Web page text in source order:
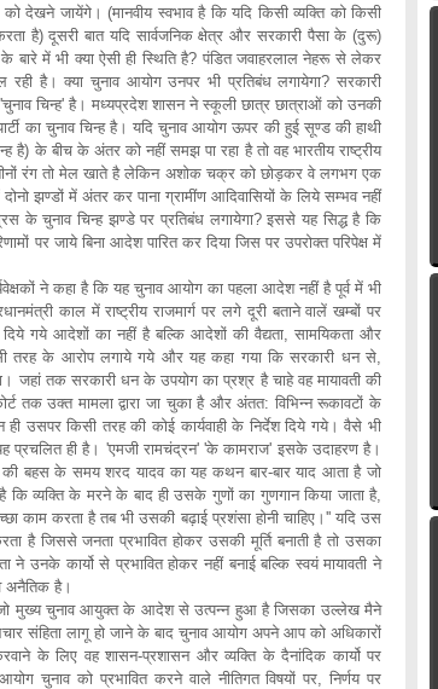
को देखने जायेंगे। (मानवीय स्वभाव है कि यदि किसी व्यक्ति को किसी
है) दूसरी बात यदि सार्वजनिक क्षेत्र और सरकारी पैसा के (दुरू)
बारे में भी क्या ऐसी ही स्थिति है? पंडित जवाहरलाल नेहरू से लेकर
है। क्या चुनाव आयोग उनपर भी प्रतिबंध लगायेगा? सरकारी
चिन्ह' है। मध्यप्रदेश शासन ने स्कूली छात्र छात्राओं को उनकी
का चुनाव चिन्ह है। यदि चुनाव आयोग ऊपर की हुई सूण्ड की हाथी
है) के बीच के अंतर को नहीं समझ पा रहा है तो वह भारतीय राष्ट्रीय
रंग तो मेल खाते है लेकिन अशोक चक्र को छोड़कर वे लगभग एक
झण्डों में अंतर कर पाना ग्रामींण आदिवासियों के लिये सम्भव नहीं
के चुनाव चिन्ह झण्डे पर प्रतिबंध लगायेगा? इससे यह सिद्ध है कि
पर जाये बिना आदेश पारित कर दिया जिस पर उपरोक्त परिपेक्ष में
है कि यह चुनाव आयोग का पहला आदेश नहीं है पूर्व में भी
काल में राष्ट्रीय राजमार्ग पर लगे दूरी बताने वालें खम्बों पर
गये आदेशों का नहीं है बल्कि आदेशों की वैद्यता, सामयिकता और
इसी तरह के आरोप लगाये गये और यह कहा गया कि सरकारी धन से,
जहां तक सरकारी धन के उपयोग का प्रश्र है चाहे वह मायावती की
कोर्ट तक उक्त मामला द्वारा जा चुका है और अंतत: विभिन्न रूकावटों के
उसपर किसी तरह की कोई कार्यवाही के निर्देश दिये गये। वैसे भी
यह प्रचलित ही है। 'एमजी रामचंद्रन' 'के कामराज' इसके उदाहरण है।
बहस के समय शरद यादव का यह कथन बार-बार याद आता है जो
कि व्यक्ति के मरने के बाद ही उसके गुणों का गुणगान किया जाता है,
काम करता है तब भी उसकी बढ़ाई प्रशंसा होनी चाहिए।'' यदि उस
है जिससे जनता प्रभावित होकर उसकी मूर्ति बनाती है तो उसका
ने उनके कार्यो से प्रभावित होकर नहीं बनाई बल्कि स्वयं मायावती ने
अनैतिक है।
आयुक्त के आदेश से उत्पन्न हुआ है जिसका उल्लेख मैने
संहिता लागू हो जाने के बाद चुनाव आयोग अपने आप को अधिकारों
के लिए वह शासन-प्रशासन और व्यक्ति के दैनांदिक कार्यो पर
चुनाव को प्रभावित करने वाले नीतिगत विषयों पर, निर्णय पर